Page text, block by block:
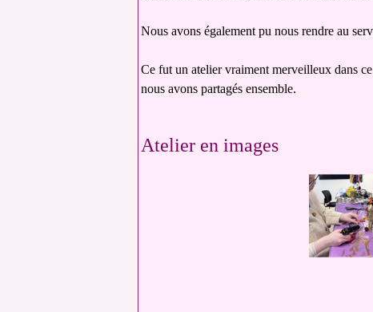
Nous avons également pu nous rendre au
Ce fut un atelier vraiment merveilleux dans
nous avons partagés ensemble.
Atelier en images